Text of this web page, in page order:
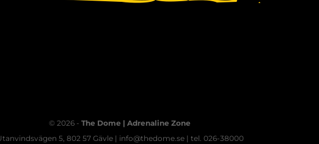
© 2026 - The Dome | Adrenaline Zone
5, 802 57 Gävle | info@thedome.se | tel. 026-38000